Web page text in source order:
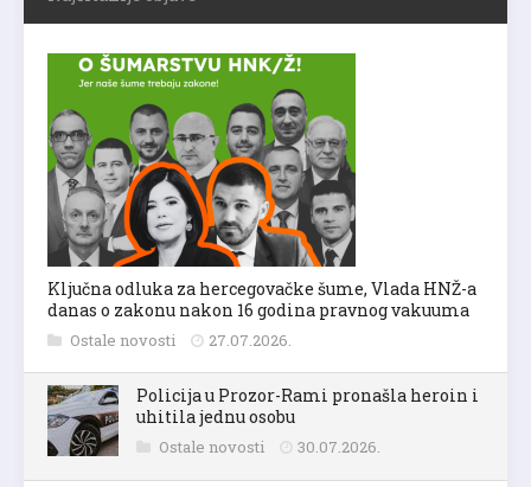
Ključna odluka za hercegovačke šume, Vlada HNŽ-a
danas o zakonu nakon 16 godina pravnog vakuuma
Ostale novosti 27.07.2026.
Policija u Prozor-Rami pronašla heroin i
uhitila jednu osobu
Ostale novosti 30.07.2026.